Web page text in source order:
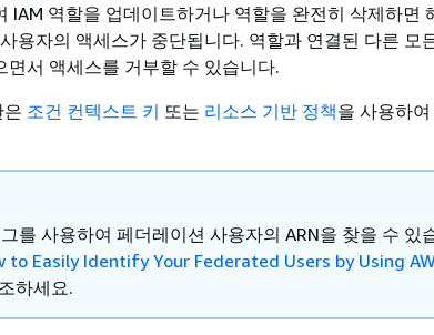
IAM 역할을 업데이트하거나 역할을 완전히 삭제하면
용자의 액세스가 중단됩니다. 역할과 연결된 다른 모
면서 액세스를 거부할 수 있습니다.
은 조건 컨텍스트 키 또는 리소스 기반 정책을 사용하
를 사용하여 페더레이션 사용자의 ARN을 찾을 수 있
to Easily Identify Your Federated Users by Using
하세요.